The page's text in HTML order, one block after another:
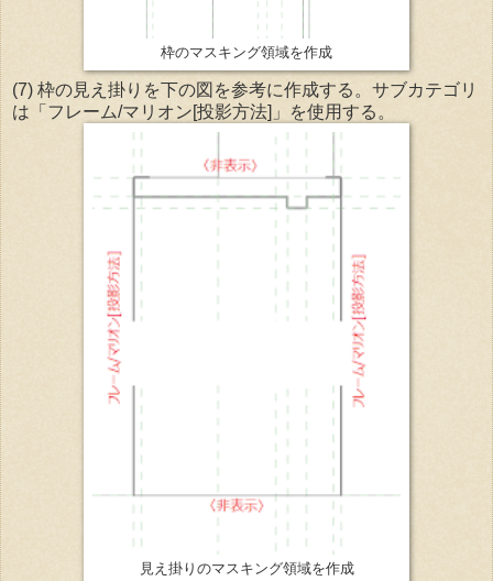
枠のマスキング領域を作成
(7) 枠の見え掛りを下の図を参考に作成する。サブカテゴリ
は「フレーム/マリオン[投影方法]」を使用する。
見え掛りのマスキング領域を作成